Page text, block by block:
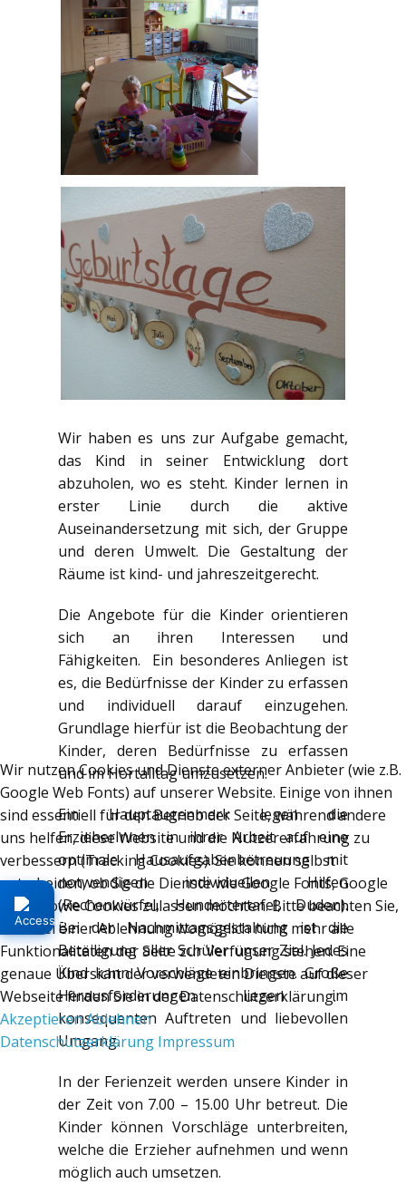
Wir haben es uns zur Aufgabe gemacht,
das Kind in seiner Entwicklung dort
abzuholen, wo es steht. Kinder lernen in
erster Linie durch die aktive
Auseinandersetzung mit sich, der Gruppe
und deren Umwelt. Die Gestaltung der
Räume ist kind- und jahreszeitgerecht.
Die Angebote für die Kinder orientieren
sich an ihren Interessen und
Fähigkeiten. Ein besonderes Anliegen ist
es, die Bedürfnisse der Kinder zu erfassen
und individuell darauf einzugehen.
Grundlage hierfür ist die Beobachtung der
Kinder, deren Bedürfnisse zu erfassen
und im Hortalltag umzusetzen.
Ein Hauptaugenmerk legen die
ErzieherInnen in ihrer Arbeit auf eine
optimale Hausaufgabenbetreuung mit
notwendigen individuellen Hilfen
(Rechenwürfel, Hundertertafel, Duden).
Bei der Nachmittagsgestaltung ist die
Beteiligung aller Schüler unser Ziel. Jedes
Kind kann Vorschläge einbringen. Große
Herausforderungen liegen im
konsequenten Auftreten und liebevollen
Umgang.
In der Ferienzeit werden unsere Kinder in
der Zeit von 7.00 – 15.00 Uhr betreut. Die
Kinder können Vorschläge unterbreiten,
welche die Erzieher aufnehmen und wenn
möglich auch umsetzen.
Wir nutzen Cookies und Dienste externer Anbieter (wie z.B.
Google Web Fonts) auf unserer Website. Einige von ihnen
sind essentiell für den Betrieb der Seite, während andere
uns helfen, diese Website und die Nutzererfahrung zu
verbessern (Tracking Cookies). Sie können selbst
entscheiden, ob Sie die Dienste wie Google Fonts, Google
Maps sowie Cookies zulassen möchten. Bitte beachten Sie,
dass bei einer Ablehnung womöglich nicht mehr alle
Funktionalitäten der Seite zur Verfügung stehen. Eine
genaue Übersicht der verwendeten Dienste auf dieser
Webseite finden Sie in der Datenschutzerklärung.
AkzeptierenAblehnen
Datenschutzerklärung Impressum